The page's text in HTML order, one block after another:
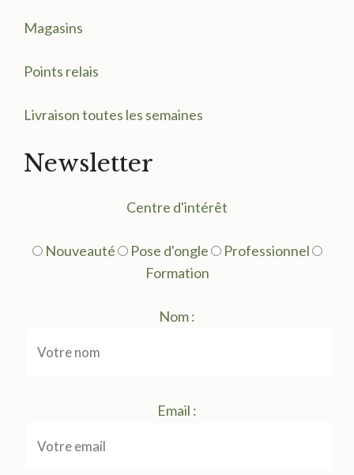
Magasins
Points relais
Livraison toutes les semaines
Newsletter
Centre d'intérêt
Nouveauté Pose d'ongle
Professionnel
Formation
Nom :
Email :